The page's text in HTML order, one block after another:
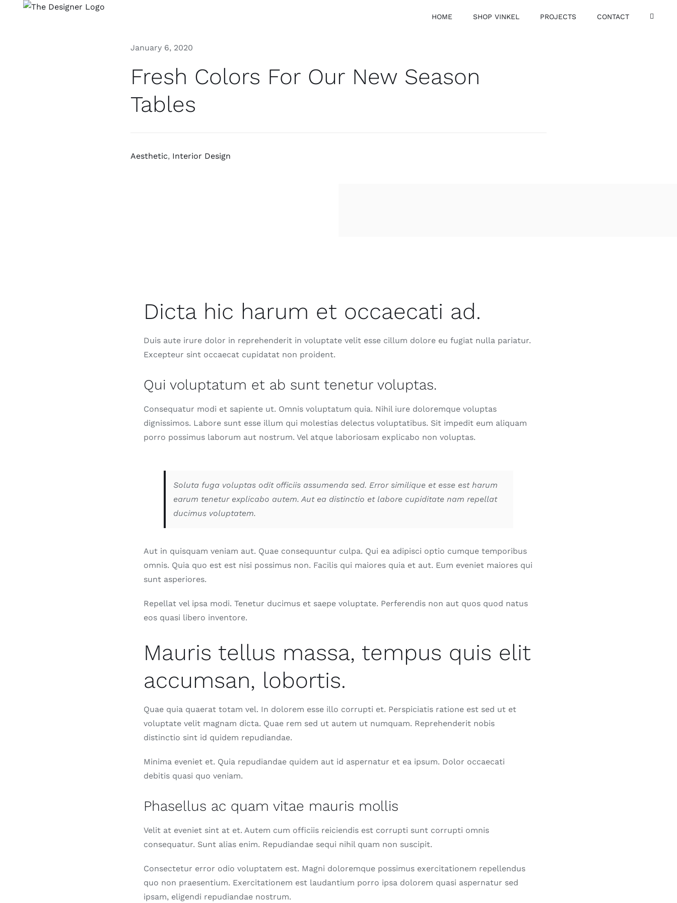
HOME SHOP VINKEL PROJECTS CONTACT
January 6, 2020
Fresh Colors For Our New Season
Tables
Aesthetic, Interior Design
Dicta hic harum et occaecati ad.
Duis aute irure dolor in reprehenderit in voluptate velit esse cillum dolore eu fugiat nulla pariatur.
Excepteur sint occaecat cupidatat non proident.
Qui voluptatum et ab sunt tenetur voluptas.
Consequatur modi et sapiente ut. Omnis voluptatum quia. Nihil iure doloremque voluptas
dignissimos. Labore sunt esse illum qui molestias delectus voluptatibus. Sit impedit eum aliquam
porro possimus laborum aut nostrum. Vel atque laboriosam explicabo non voluptas.
Soluta fuga voluptas odit officiis assumenda sed. Error similique et esse est harum
earum tenetur explicabo autem. Aut ea distinctio et labore cupiditate nam repellat
ducimus voluptatem.
Aut in quisquam veniam aut. Quae consequuntur culpa. Qui ea adipisci optio cumque temporibus
omnis. Quia quo est est nisi possimus non. Facilis qui maiores quia et aut. Eum eveniet maiores qui
sunt asperiores.
Repellat vel ipsa modi. Tenetur ducimus et saepe voluptate. Perferendis non aut quos quod natus
eos quasi libero inventore.
Mauris tellus massa, tempus quis elit
accumsan, lobortis.
Quae quia quaerat totam vel. In dolorem esse illo corrupti et. Perspiciatis ratione est sed ut et
voluptate velit magnam dicta. Quae rem sed ut autem ut numquam. Reprehenderit nobis
distinctio sint id quidem repudiandae.
Minima eveniet et. Quia repudiandae quidem aut id aspernatur et ea ipsum. Dolor occaecati
debitis quasi quo veniam.
Phasellus ac quam vitae mauris mollis
Velit at eveniet sint at et. Autem cum officiis reiciendis est corrupti sunt corrupti omnis
consequatur. Sunt alias enim. Repudiandae sequi nihil quam non suscipit.
Consectetur error odio voluptatem est. Magni doloremque possimus exercitationem repellendus
quo non praesentium. Exercitationem est laudantium porro ipsa dolorem quasi aspernatur sed
ipsam, eligendi repudiandae nostrum.